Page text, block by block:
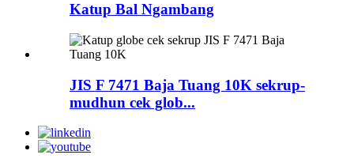
Katup Bal Ngambang
JIS F 7471 Baja Tuang 10K sekrup-
mudhun cek glob...